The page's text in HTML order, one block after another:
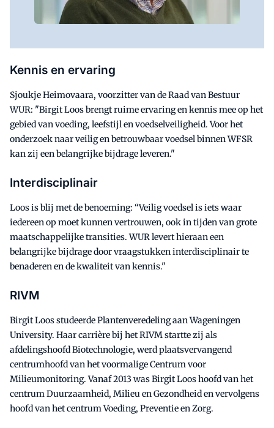
Kennis en ervaring
Sjoukje Heimovaara, voorzitter van de Raad van Bestuur
WUR: "Birgit Loos brengt ruime ervaring en kennis mee op het
gebied van voeding, leefstijl en voedselveiligheid. Voor het
onderzoek naar veilig en betrouwbaar voedsel binnen WFSR
kan zij een belangrijke bijdrage leveren."
Interdisciplinair
Loos is blij met de benoeming: “Veilig voedsel is iets waar
iedereen op moet kunnen vertrouwen, ook in tijden van grote
maatschappelijke transities. WUR levert hieraan een
belangrijke bijdrage door vraagstukken interdisciplinair te
benaderen en de kwaliteit van kennis."
RIVM
Birgit Loos studeerde Plantenveredeling aan Wageningen
University. Haar carrière bij het RIVM startte zij als
afdelingshoofd Biotechnologie, werd plaatsvervangend
centrumhoofd van het voormalige Centrum voor
Milieumonitoring. Vanaf 2013 was Birgit Loos hoofd van het
centrum Duurzaamheid, Milieu en Gezondheid en vervolgens
hoofd van het centrum Voeding, Preventie en Zorg.